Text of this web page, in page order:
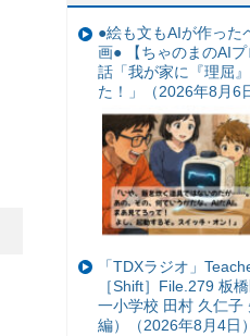
●絵も文もAIが作った
画● 【ちゃのまのAI
話「我が家に『理屈
た！」（2026年8月6
「TDXラジオ」
［Shift］File.279 板
一小学校 田村 久仁子
編）（2026年8月4日）